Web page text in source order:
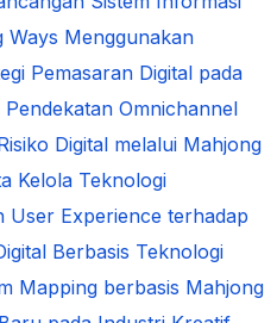
Ways Menggunakan
Pemasaran Digital pada
Omnichannel
Digital melalui Mahjong
Kelola Teknologi
User Experience terhadap
Berbasis Teknologi
Mapping berbasis Mahjong